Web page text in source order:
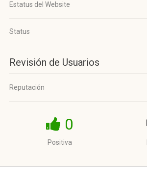
Estatus del Website
Status
Revisión de Usuarios
Reputación
0
Positiva